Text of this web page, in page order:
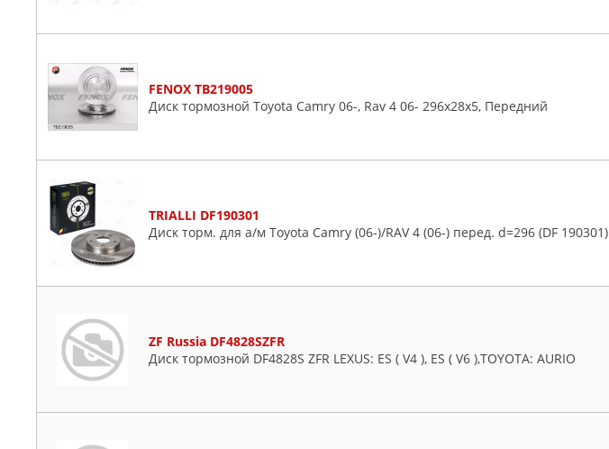
FENOX TB219005
Диск тормозной Toyota Camry 06-, Rav 4 06- 296x28x5, Передний
TRIALLI DF190301
Диск торм. для а/м Toyota Camry (06-)/RAV 4 (06-) перед. d=296 (DF 190301)
ZF Russia DF4828SZFR
Диск тормозной DF4828S ZFR LEXUS: ES ( V4 ), ES ( V6 ),TOYOTA: AURIO